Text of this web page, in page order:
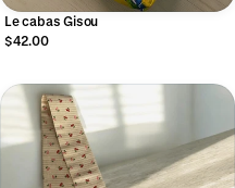
Le cabas Gisou
$42.00